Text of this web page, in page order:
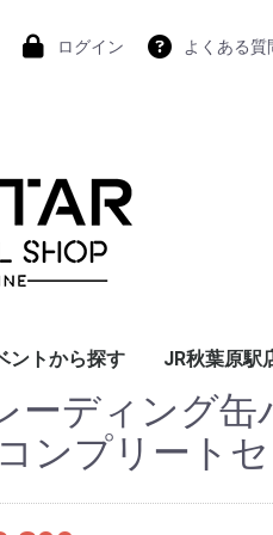
ログイン よくある質
ントから探す JR秋葉原駅
ーディング
ンプリートセ